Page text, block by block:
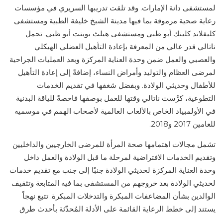
لمستشفى دانة الإمارات. وقد تلقت تدريبها السريري في مؤسسات
رعاية صحية مرموقة بما فيها مدينة الشيخ خليفة الطبية ومستشفى
كليفلاند كلينك أبو ظبي ومستشفى هيلث بوينت أبو ظبي. تحمل
ناتالي قدر عالي من المعرفة بإعادة التأهيل العضلي الهيكلي
والعصبي والعمل ضمن وحدة العناية المركزة وبعد العمليات الجراحية
لمرضى العظام والتوليد وأمراض النساء، إضافةً إلى إعادة التأهيل
للأطفال وحديثي الولادة. وبفضل شغفها في تقديم الخدمات
التطوعية، كرَّست ناتالي وقتها للعمل بوصفها فاحصةً للياقة البدنية
في الأولمبياد الخاص بالألعاب العالمية لأصحاب الهمم في موسميه
للعامين 2017 و2018.
تشمل مجالات اهتمامها صحة المرأة للمرضى الخارجيين والداخليين
وتقديم الخدمات الافتراضية لمرحلة ما قبل الولادة والعمل داخل
وحدة العناية المركزة لحديثي الولادة جنبًا إلى جنب مع تقديم خدمات
لحديثي الولادة بعد خروجهم من المستشفى بما فيه المتابعة وتثقيف
الوالدين بشأن المضاعفات المبكرة والتدخلات المبكرة. تتبع نهجاً
يستند إلى خطط الرعاية القائمة على الأدلة المُحدّثة بأحدث طرق